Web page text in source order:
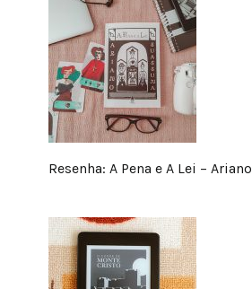
Resenha: A Pena e A Lei –